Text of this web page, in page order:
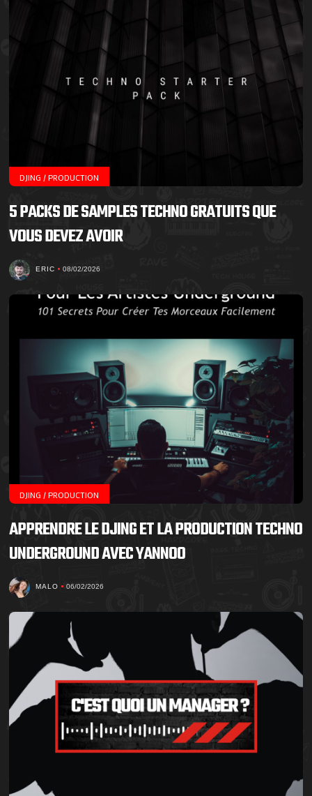
DJING / PRODUCTION
5 PACKS DE SAMPLES TECHNO GRATUITS QUE
VOUS DEVEZ AVOIR
ERIC 08/02/2026
DJING / PRODUCTION
APPRENDRE LE DJING ET LA PRODUCTION TECHNO
UNDERGROUND AVEC YANNOO
MALO 06/02/2026